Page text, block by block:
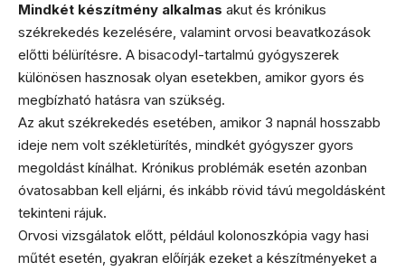
Mindkét készítmény alkalmas akut és krónikus
székrekedés kezelésére, valamint orvosi beavatkozások
előtti bélürítésre. A bisacodyl-tartalmú gyógyszerek
különösen hasznosak olyan esetekben, amikor gyors és
megbízható hatásra van szükség.
Az akut székrekedés esetében, amikor 3 napnál hosszabb
ideje nem volt székletürítés, mindkét gyógyszer gyors
megoldást kínálhat. Krónikus problémák esetén azonban
óvatosabban kell eljárni, és inkább rövid távú megoldásként
tekinteni rájuk.
Orvosi vizsgálatok előtt, például kolonoszkópia vagy hasi
műtét esetén, gyakran előírják ezeket a készítményeket a